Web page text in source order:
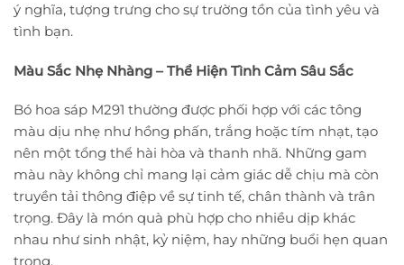
ý nghĩa, tượng trưng cho sự trường tồn của tình yêu và
tình bạn.
Màu Sắc Nhẹ Nhàng – Thể Hiện Tình Cảm Sâu Sắc
Bó hoa sáp M291 thường được phối hợp với các tông
màu dịu nhẹ như hồng phấn, trắng hoặc tím nhạt, tạo
nên một tổng thể hài hòa và thanh nhã. Những gam
màu này không chỉ mang lại cảm giác dễ chịu mà còn
truyền tải thông điệp về sự tinh tế, chân thành và trân
trọng. Đây là món quà phù hợp cho nhiều dịp khác
nhau như sinh nhật, kỷ niệm, hay những buổi hẹn quan
trọng.